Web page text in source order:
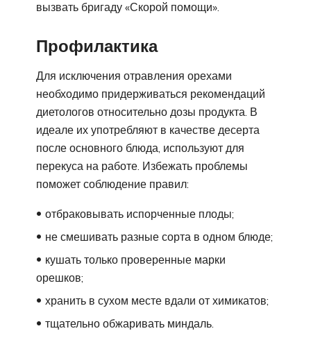
вызвать бригаду «Скорой помощи».
Профилактика
Для исключения отравления орехами
необходимо придерживаться рекомендаций
диетологов относительно дозы продукта. В
идеале их употребляют в качестве десерта
после основного блюда, используют для
перекуса на работе. Избежать проблемы
поможет соблюдение правил:
отбраковывать испорченные плоды;
не смешивать разные сорта в одном блюде;
кушать только проверенные марки
орешков;
хранить в сухом месте вдали от химикатов;
тщательно обжаривать миндаль.